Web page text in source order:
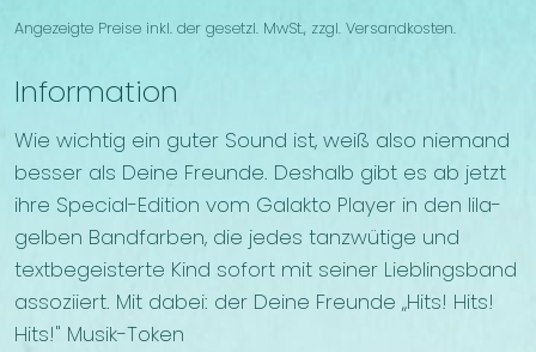
Angezeigte Preise inkl. der gesetzl. MwSt., zzgl. Versandkosten.
Information
Wie wichtig ein guter Sound ist, weiß also niemand
besser als Deine Freunde. Deshalb gibt es ab jetzt
ihre Special-Edition vom Galakto Player in den lila-
gelben Bandfarben, die jedes tanzwütige und
textbegeisterte Kind sofort mit seiner Lieblingsband
assoziiert. Mit dabei: der Deine Freunde „Hits! Hits!
Hits!" Musik-Token